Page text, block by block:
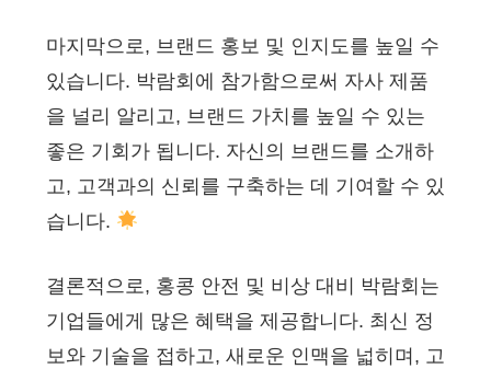
마지막으로, 브랜드 홍보 및 인지도를 높일 수
있습니다. 박람회에 참가함으로써 자사 제품
을 널리 알리고, 브랜드 가치를 높일 수 있는
좋은 기회가 됩니다. 자신의 브랜드를 소개하
고, 고객과의 신뢰를 구축하는 데 기여할 수 있
습니다.
결론적으로, 홍콩 안전 및 비상 대비 박람회는
기업들에게 많은 혜택을 제공합니다. 최신 정
보와 기술을 접하고, 새로운 인맥을 넓히며, 고